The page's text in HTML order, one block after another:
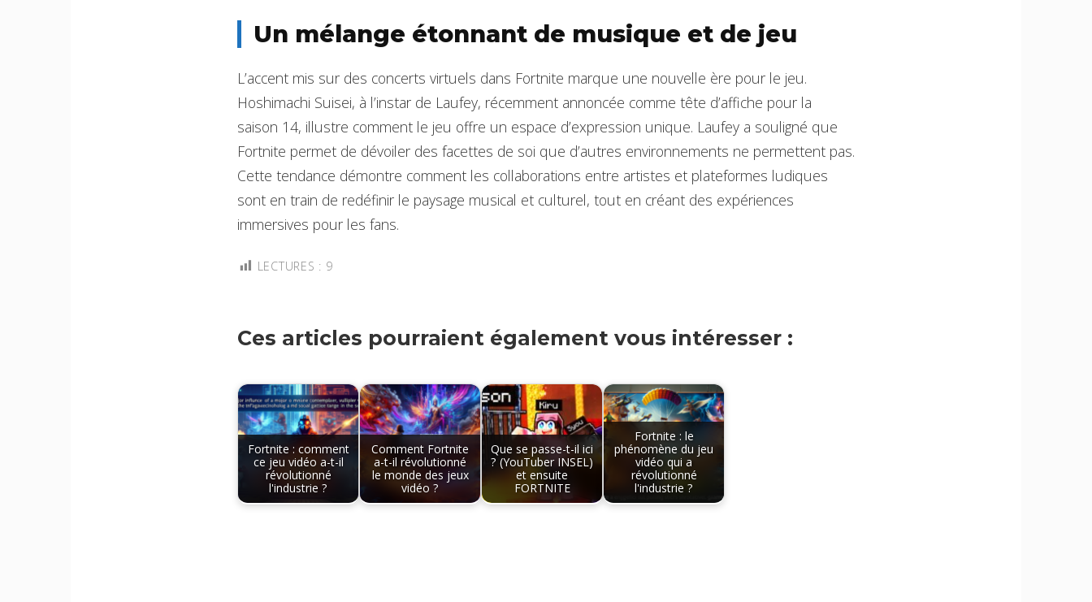
Un mélange étonnant de musique et de jeu
L’accent mis sur des concerts virtuels dans Fortnite marque une nouvelle ère pour le jeu.
Hoshimachi Suisei, à l’instar de Laufey, récemment annoncée comme tête d’affiche pour la
saison 14, illustre comment le jeu offre un espace d’expression unique. Laufey a souligné que
Fortnite permet de dévoiler des facettes de soi que d’autres environnements ne permettent pas.
Cette tendance démontre comment les collaborations entre artistes et plateformes ludiques
sont en train de redéfinir le paysage musical et culturel, tout en créant des expériences
immersives pour les fans.
LECTURES : 9
Ces articles pourraient également vous intéresser :
Fortnite : comment
ce jeu vidéo a-t-il
révolutionné
l'industrie ?
Comment Fortnite
a-t-il révolutionné
le monde des jeux
vidéo ?
Que se passe-t-il ici
? (YouTuber INSEL)
et ensuite
FORTNITE
Fortnite : le
phénomène du jeu
vidéo qui a
révolutionné
l'industrie ?